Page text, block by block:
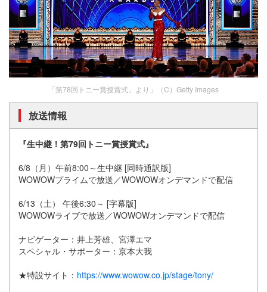
「第78回トニー賞授賞式」より」（C）Getty Images
放送情報
『生中継！第79回トニー賞授賞式』
6/8（月）午前8:00～生中継 [同時通訳版]
WOWOWプライムで放送／WOWOWオンデマンドで配信
6/13（土） 午後6:30～ [字幕版]
WOWOWライブで放送／WOWOWオンデマンドで配信
ナビゲーター：井上芳雄、宮澤エマ
スペシャル・サポーター：京本大我
★特設サイト： https://www.wowow.co.jp/stage/tony/